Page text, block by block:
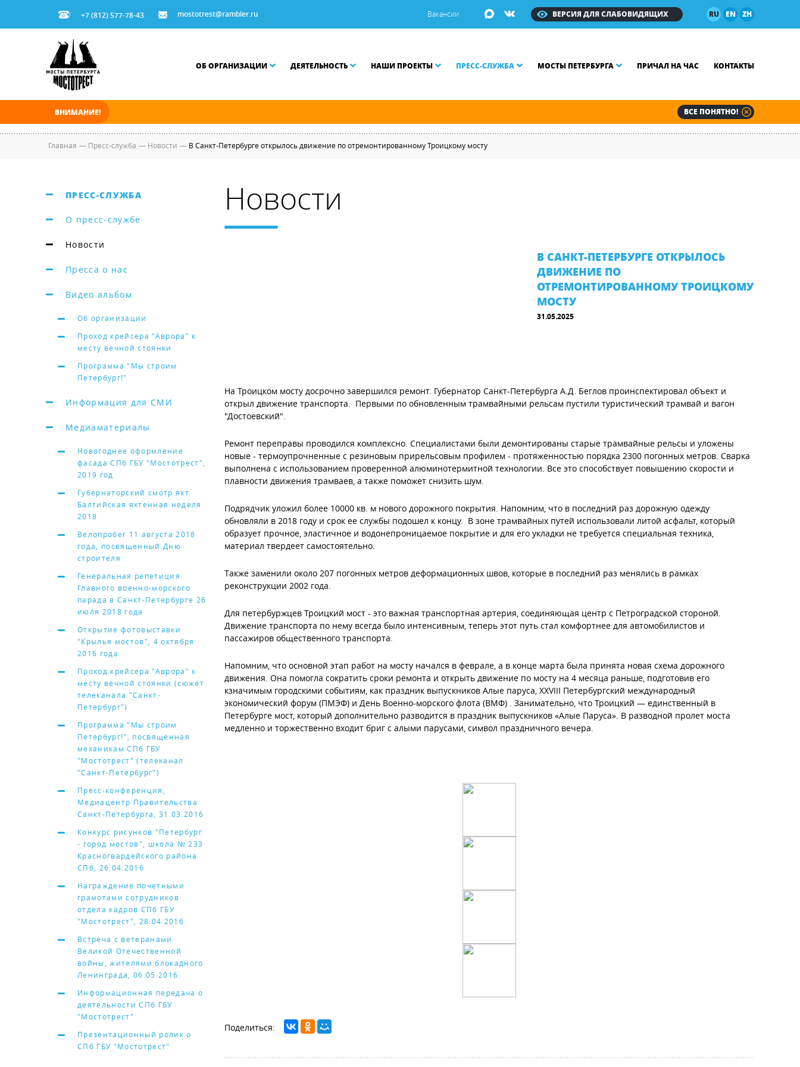
+7 (812) 577-78-43 mostotrest@rambler.ru RU EN ZH
ВЕРСИЯ ДЛЯ СЛАБОВИДЯЩИХ
Вакансии
ОБ ОРГАНИЗАЦИИ ДЕЯТЕЛЬНОСТЬ НАШИ ПРОЕКТЫ ПРЕСС-СЛУЖБА МОСТЫ ПЕТЕРБУРГА ПРИЧАЛ НА ЧАС КОНТАКТЫ
ВНИМАНИЕ! ВСЕ ПОНЯТНО!
Главная — Пресс-служба — Новости — В Санкт-Петербурге открылось движение по отремонтированному Троицкому мосту
ПРЕСС-СЛУЖБА
О пресс-службе
Новости
Пресса о нас
Видео альбом
Об организации
Проход крейсера "Аврора" к
месту вечной стоянки
Программа "Мы строим
Петербург!"
Информация для СМИ
Медиаматериалы
Новогоднее оформление
фасада СПб ГБУ "Мостотрест",
2019 год
Губернаторский смотр яхт.
Балтийская яхтенная неделя
2018
Велопробег 11 августа 2018
года, посвященный Дню
строителя
Генеральная репетиция
Главного военно-морского
парада в Санкт-Петербурге 26
июля 2018 года
Открытие фотовыставки
"Крылья мостов", 4 октября
2016 года
Проход крейсера "Аврора" к
месту вечной стоянки (сюжет
телеканала "Санкт-
Петербург")
Программа "Мы строим
Петербург!", посвященная
механикам СПб ГБУ
"Мостотрест" (телеканал
"Санкт-Петербург")
Пресс-конференция,
Медиацентр Правительства
Санкт-Петербурга, 31.03.2016
Конкурс рисунков "Петербург
- город мостов", школа № 233
Красногвардейского района
СПб, 26.04.2016
Награждение почетными
грамотами сотрудников
отдела кадров СПб ГБУ
"Мостотрест", 28.04.2016
Встреча с ветеранами
Великой Отечественной
войны, жителями блокадного
Ленинграда, 06.05.2016
Информационная передача о
деятельности СПб ГБУ
"Мостотрест"
Презентационный ролик о
СПб ГБУ "Мостотрест"
Новости
В САНКТ-ПЕТЕРБУРГЕ ОТКРЫЛОСЬ
ДВИЖЕНИЕ ПО
ОТРЕМОНТИРОВАННОМУ ТРОИЦКОМУ
МОСТУ
31.05.2025
На Троицком мосту досрочно завершился ремонт. Губернатор Санкт-Петербурга А.Д. Беглов проинспектировал объект и
открыл движение транспорта. Первыми по обновленным трамвайными рельсам пустили туристический трамвай и вагон
"Достоевский".
Ремонт переправы проводился комплексно. Специалистами были демонтированы старые трамвайные рельсы и уложены
новые - термоупрочненные с резиновым прирельсовым профилем - протяженностью порядка 2300 погонных метров. Сварка
выполнена с использованием проверенной алюминотермитной технологии. Все это способствует повышению скорости и
плавности движения трамваев, а также поможет снизить шум.
Подрядчик уложил более 10000 кв. м нового дорожного покрытия. Напомним, что в последний раз дорожную одежду
обновляли в 2018 году и срок ее службы подошел к концу. В зоне трамвайных путей использовали литой асфальт, который
образует прочное, эластичное и водонепроницаемое покрытие и для его укладки не требуется специальная техника,
материал твердеет самостоятельно.
Также заменили около 207 погонных метров деформационных швов, которые в последний раз менялись в рамках
реконструкции 2002 года.
Для петербуржцев Троицкий мост - это важная транспортная артерия, соединяющая центр с Петроградской стороной.
Движение транспорта по нему всегда было интенсивным, теперь этот путь стал комфортнее для автомобилистов и
пассажиров общественного транспорта.
Напомним, что основной этап работ на мосту начался в феврале, а в конце марта была принята новая схема дорожного
движения. Она помогла сократить сроки ремонта и открыть движение по мосту на 4 месяца раньше, подготовив его
кзначимым городскими событиям, как праздник выпускников Алые паруса, XXVIII Петербургский международный
экономический форум (ПМЭФ) и День Военно-морского флота (ВМФ) . Занимательно, что Троицкий — единственный в
Петербурге мост, который дополнительно разводится в праздник выпускников «Алые Паруса». В разводной пролет моста
медленно и торжественно входит бриг с алыми парусами, символ праздничного вечера.